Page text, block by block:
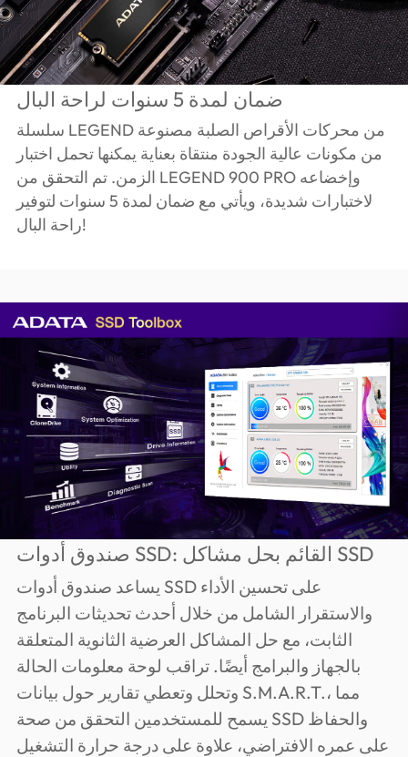
ضمان لمدة 5 سنوات لراحة البال
سلسلة LEGEND من محركات الأقراص الصلبة مصنوعة
من مكونات عالية الجودة منتقاة بعناية يمكنها تحمل اختبار
الزمن. تم التحقق من LEGEND 900 PRO وإخضاعه
لاختبارات شديدة، ويأتي مع ضمان لمدة 5 سنوات لتوفير
راحة البال!
صندوق أدوات SSD: القائم بحل مشاكل SSD
يساعد صندوق أدوات SSD على تحسين الأداء
والاستقرار الشامل من خلال أحدث تحديثات البرنامج
الثابت، مع حل المشاكل العرضية الثانوية المتعلقة
بالجهاز والبرامج أيضًا. تراقب لوحة معلومات الحالة
وتحلل وتعطي تقارير حول بيانات S.M.A.R.T.، مما
يسمح للمستخدمين التحقق من صحة SSD والحفاظ
على عمره الافتراضي، علاوة على درجة حرارة التشغيل